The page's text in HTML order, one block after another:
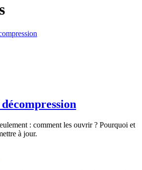
: comment les ouvrir ? Pourquoi et
à jour.